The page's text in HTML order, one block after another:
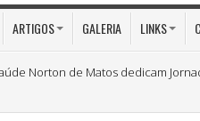
ARTIGOS GALERIA LINKS
Norton de Matos dedicam